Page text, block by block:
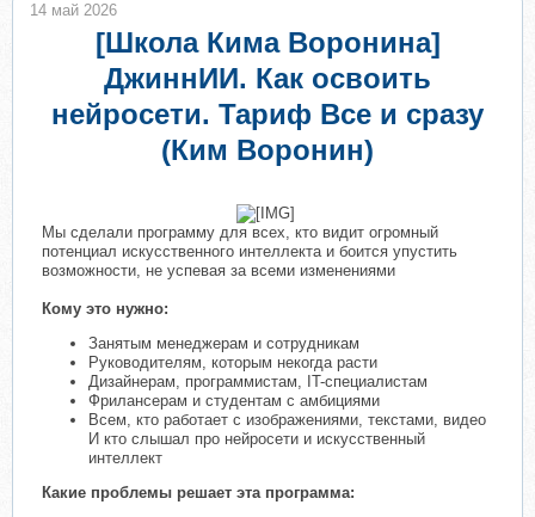
[Школа Кима Воронина]
ДжиннИИ. Как освоить
нейросети. Тариф Все и сразу
(Ким Воронин)
Мы сделали программу для всех, кто видит огромный
потенциал искусственного интеллекта и боится упустить
возможности, не успевая за всеми изменениями
Кому это нужно:
Занятым менеджерам и сотрудникам
Руководителям, которым некогда расти
Дизайнерам, программистам, IT-специалистам
Фрилансерам и студентам с амбициями
Всем, кто работает с изображениями, текстами, видео
И кто слышал про нейросети и искусственный
интеллект
Какие проблемы решает эта программа:
14 май 2026